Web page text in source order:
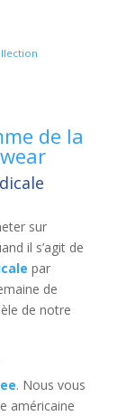
de la
sur
il s’agit de
par
de
de notre
. Nous vous
américaine